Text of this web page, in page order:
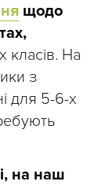
щодо
класів. На
з
для 5-6-х
на наш